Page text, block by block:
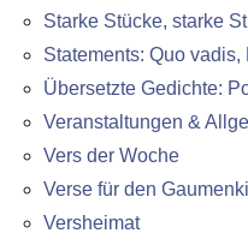
Starke Stücke, starke
Statements: Quo vadis,
Übersetzte Gedichte:
Veranstaltungen &
Vers der Woche
Verse für den
Versheimat